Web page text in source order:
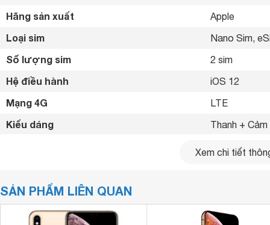
Apple A12 Bionic được xây dựng trên tiến trình 7nm đầu
Hãng sản xuất Apple
Loại sim Nano Sim,
Số lượng sim 2 sim
Hệ điều hành iOS 12
Mạng 4G LTE
Kiểu dáng Thanh +
Trọng lượng
Kiểu màn hình Super
Xem chi tiết
SẢN PHẨM LIÊN QUAN